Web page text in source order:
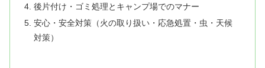
後片付け・ゴミ処理とキャンプ場でのマナー
安心・安全対策（火の取り扱い・応急処置・虫・天候
対策）